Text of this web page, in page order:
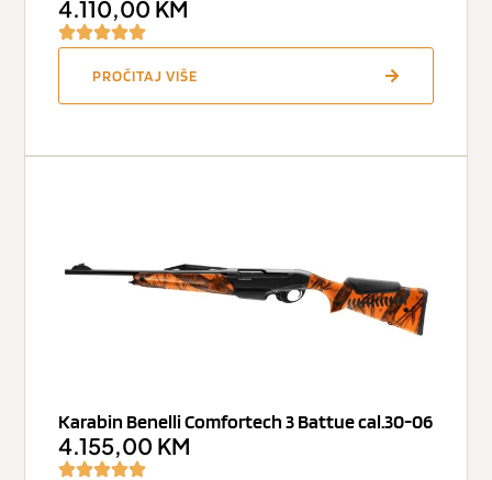
4.110,00 KM
PROČITAJ VIŠE
Karabin Benelli Comfortech 3 Battue cal.30-06
4.155,00 KM